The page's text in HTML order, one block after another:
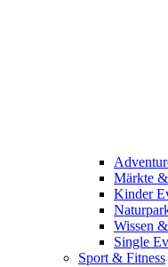
Märkte
Kinder
Wissen
Single
Sport & Fitness